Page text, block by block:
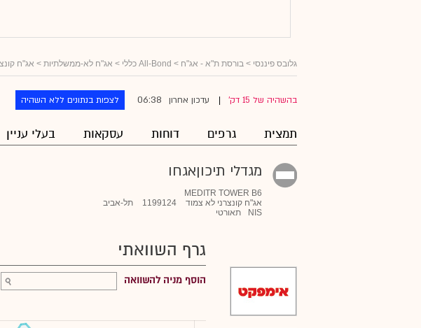
גלובס פיננסי > בורסת ת"א - אג"ח > All-Bond כללי > אג"ח לא-ממשלתיות > אג"ח
בהשהיה של 15 דק' עדכון אחרון 06:38 לצפות בנתונים ללא השהיה
תמצית גרפים דוחות עסקאות בעלי עניין
מגדלי תיכוןאגחו
MEDITR TOWER B6
אג"ח קונצרני לא צמוד
1199124
תל-אביב
NIS
תאורטי
גרף השוואתי
הוסף מניה להשוואה